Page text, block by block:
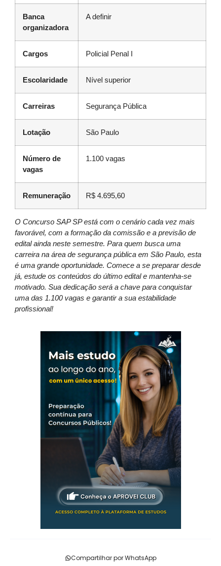
Banca
organizadora
A definir
Cargos Policial Penal I
Escolaridade Nível superior
Carreiras Segurança Pública
Lotação São Paulo
Número de
vagas
1.100 vagas
Remuneração R$ 4.695,60
O Concurso SAP SP está com o cenário cada vez mais
favorável, com a formação da comissão e a previsão de
edital ainda neste semestre. Para quem busca uma
carreira na área de segurança pública em São Paulo, esta
é uma grande oportunidade. Comece a se preparar desde
já, estude os conteúdos do último edital e mantenha-se
motivado. Sua dedicação será a chave para conquistar
uma das 1.100 vagas e garantir a sua estabilidade
profissional!
Compartilhar por WhatsApp